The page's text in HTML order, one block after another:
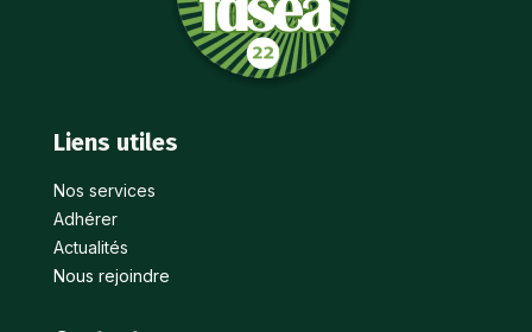
Liens utiles
Nos services
Adhérer
Actualités
Nous rejoindre